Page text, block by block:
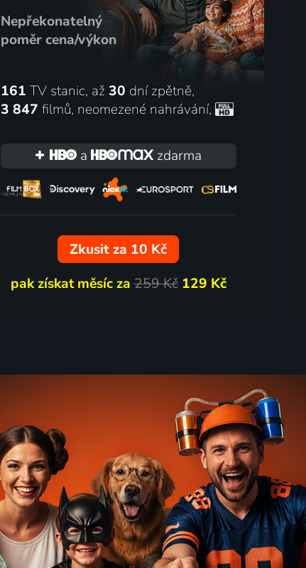
Nepřekonatelný
poměr cena/výkon
161 TV stanic, až 30 dní zpětně,
3 847 filmů, neomezené nahrávání,
a zdarma
Zkusit za 10 Kč
pak získat měsíc za259 Kč 129 Kč